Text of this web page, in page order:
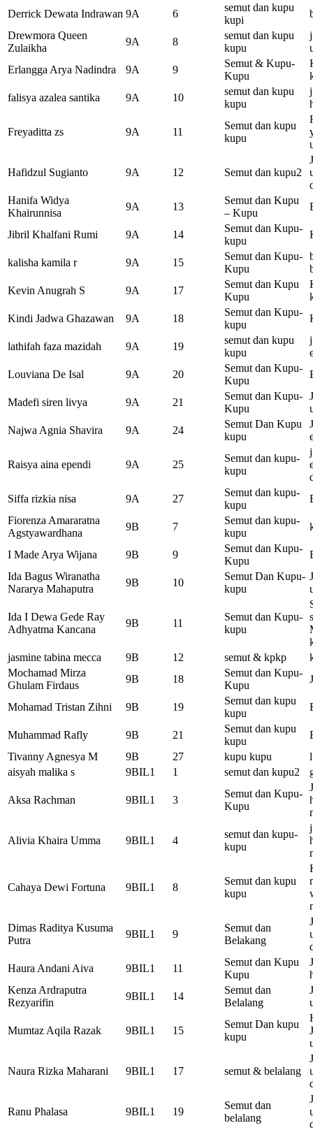
Derrick Dewata Indrawan 9A 6
semut dan kupu
kupi
Drewmora Queen
Zulaikha
9A 8
semut dan kupu
kupu
Erlangga Arya Nadindra
9A 9
Semut & Kupu-
Kupu
falisya azalea santika
9A 10
semut dan kupu
kupu
Freyaditta zs 9A 11
Semut dan kupu
kupu
Hafidzul Sugianto 9A 12 Semut dan kupu2
Hanifa Widya
Khairunnisa
9A 13
Semut dan Kupu
– Kupu
Jibril Khalfani Rumi 9A 14
Semut dan Kupu-
kupu
kalisha kamila r 9A 15
Semut dan Kupu-
Kupu
Kevin Anugrah S
9A 17
Semut dan Kupu
Kupu
Kindi Jadwa Ghazawan
9A 18
Semut dan Kupu-
kupu
lathifah faza mazidah 9A 19
semut dan kupu
kupu
Louviana De Isal
9A 20
Semut dan Kupu-
Kupu
Madefi siren livya 9A 21
Semut dan Kupu-
Kupu
Najwa Agnia Shavira
9A 24
Semut Dan Kupu
kupu
Raisya aina ependi 9A 25
Semut dan kupu-
kupu
Siffa rizkia nisa
9A 27
Semut dan kupu-
kupu
Fiorenza Amararatna
Agstyawardhana
9B 7
Semut dan kupu-
kupu
I Made Arya Wijana 9B 9
Semut dan Kupu-
Kupu
Ida Bagus Wiranatha
Nararya Mahaputra
9B 10
Semut Dan Kupu-
kupu
Ida I Dewa Gede Ray
Adhyatma Kancana
9B 11
Semut dan Kupu-
kupu
jasmine tabina mecca
9B 12 semut & kpkp
Mochamad Mirza
Ghulam Firdaus
9B 18
Semut dan Kupu-
Kupu
Mohamad Tristan Zihni 9B 19
Semut dan kupu
kupu
Muhammad Rafly 9B 21
Semut dan kupu
kupu
Tivanny Agnesya M
9B 27 kupu kupu
aisyah malika s
9BIL1 1 semut dan kupu2
Aksa Rachman 9BIL1 3
Semut dan Kupu-
Kupu
Alivia Khaira Umma 9BIL1 4
semut dan kupu-
kupu
Cahaya Dewi Fortuna 9BIL1 8
Semut dan kupu
kupu
Dimas Raditya Kusuma
Putra
9BIL1 9
Semut dan
Belakang
Haura Andani Aiva
9BIL1 11
Semut dan Kupu
Kupu
Kenza Ardraputra
Rezyarifin
9BIL1 14
Semut dan
Belalang
Mumtaz Aqila Razak 9BIL1 15
Semut Dan kupu
kupu
Naura Rizka Maharani 9BIL1 17 semut & belalang
Ranu Phalasa 9BIL1 19
Semut dan
belalang